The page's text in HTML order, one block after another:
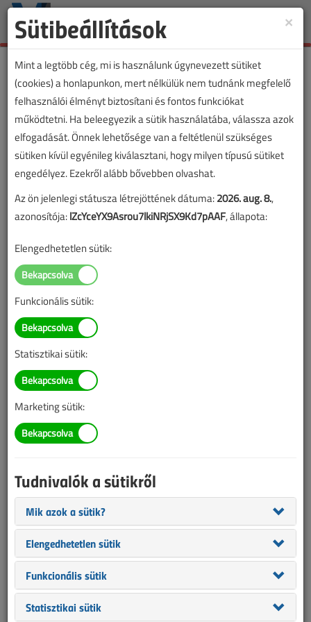
Toggle
Lapszám:
Szakmakörnyezet
Villanyszerelési munka,
hibajavítás panellakásban
×
Sütibeállítások
Mint a legtöbb cég, mi is használunk úgynevezett sütiket
(cookies) a honlapunkon, mert nélkülük nem tudnánk megfelelő
felhasználói élményt biztosítani és fontos funkciókat
működtetni. Ha beleegyezik a sütik használatába, válassza azok
elfogadását. Önnek lehetősége van a feltétlenül szükséges
sütiken kívül egyénileg kiválasztani, hogy milyen típusú sütiket
engedélyez. Ezekről alább bővebben olvashat.
Az ön jelenlegi státusza létrejöttének dátuma:2026. aug. 8.,
azonosítója:lZcYceYX9Asrou7lkiNRjSX9Kd7pAAF, állapota:
Elengedhetetlen sütik:
Funkcionális sütik:
Statisztikai sütik:
Marketing sütik:
Tudnivalók a sütikről
Mik azok a sütik?
Elengedhetetlen sütik
Funkcionális sütik
Statisztikai sütik